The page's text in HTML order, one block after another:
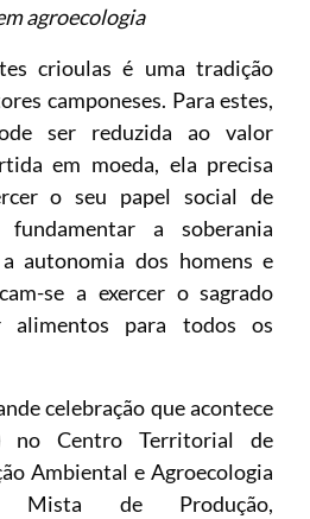
agroecologia
crioulas é uma tradição
camponeses. Para estes,
ser reduzida ao valor
em moeda, ela precisa
o seu papel social de
a soberania
autonomia dos homens e
se a exercer o sagrado
alimentos para todos os
celebração que acontece
no Centro Territorial de
Ambiental e Agroecologia
Mista de Produção,